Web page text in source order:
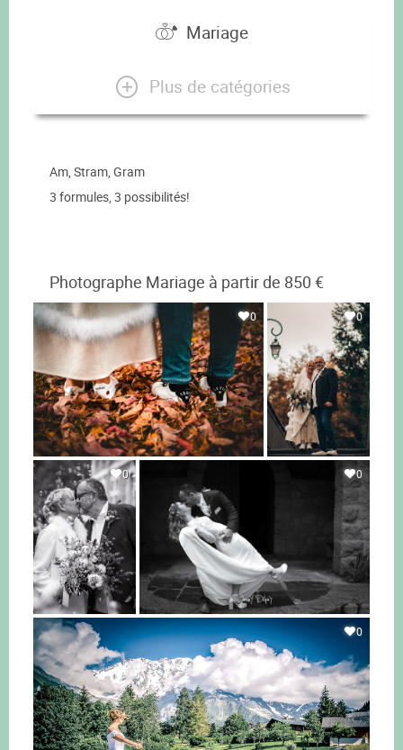
Mariage
Plus de catégories
Am, Stram, Gram
3 formules, 3 possibilités!
Photographe Mariage à partir de 850 €
0 0
0 0
0